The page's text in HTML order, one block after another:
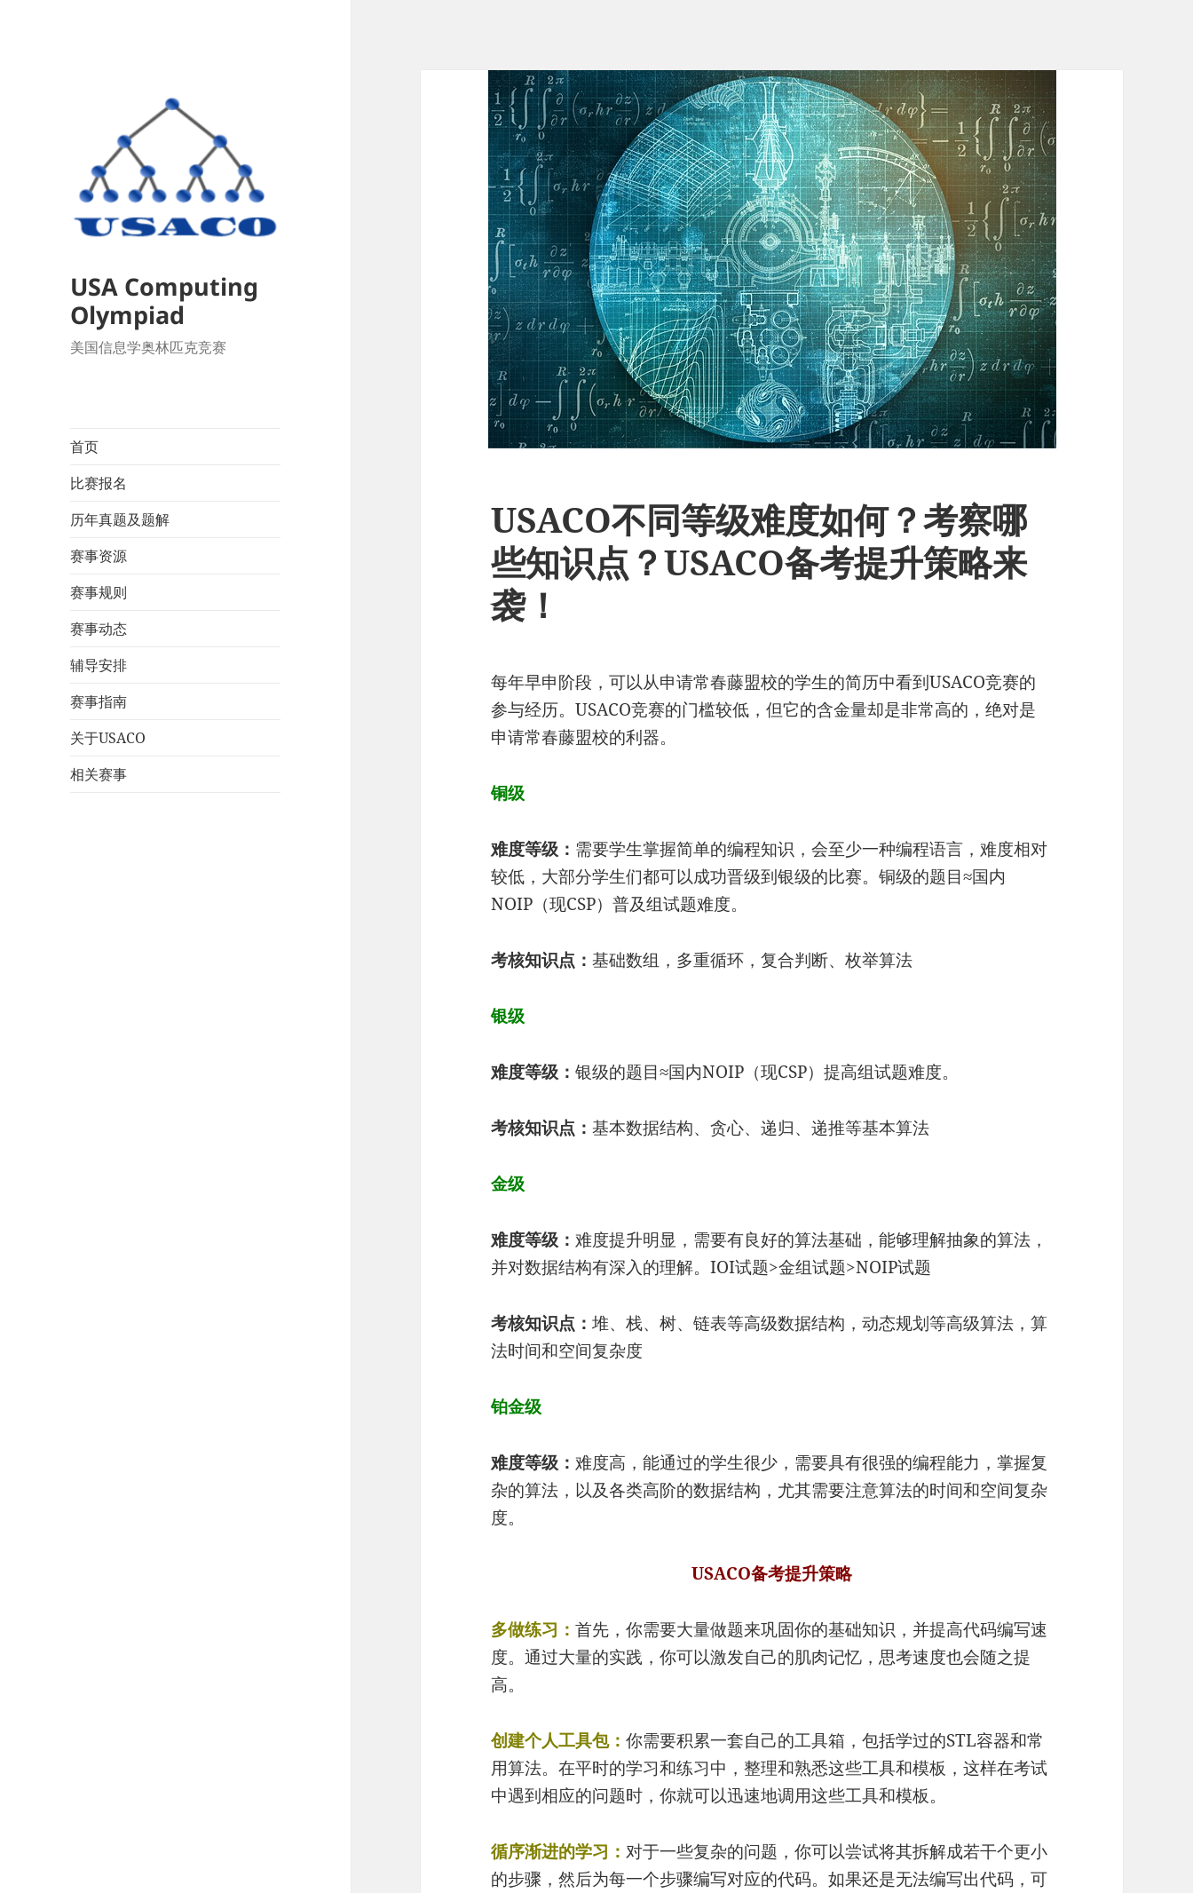
USA Computing
Olympiad
美国信息学奥林匹克竞赛
首页
比赛报名
历年真题及题解
赛事资源
赛事规则
赛事动态
辅导安排
赛事指南
关于USACO
相关赛事
USACO不同等级难度如何？考察哪
些知识点？USACO备考提升策略来
袭！
每年早申阶段，可以从申请常春藤盟校的学生的简历中看到USACO竞赛的
参与经历。USACO竞赛的门槛较低，但它的含金量却是非常高的，绝对是
申请常春藤盟校的利器。
铜级
难度等级： 需要学生掌握简单的编程知识，会至少一种编程语言，难度相对
较低，大部分学生们都可以成功晋级到银级的比赛。铜级的题目≈国内
NOIP（现CSP）普及组试题难度。
考核知识点：基础数组，多重循环，复合判断、枚举算法
银级
难度等级：银级的题目≈国内NOIP（现CSP）提高组试题难度。
考核知识点：基本数据结构、贪心、递归、递推等基本算法
金级
难度等级：难度提升明显，需要有良好的算法基础，能够理解抽象的算法，
并对数据结构有深入的理解。IOI试题>金组试题>NOIP试题
考核知识点：堆、栈、树、链表等高级数据结构，动态规划等高级算法，算
法时间和空间复杂度
铂金级
难度等级：难度高，能通过的学生很少，需要具有很强的编程能力，掌握复
杂的算法，以及各类高阶的数据结构，尤其需要注意算法的时间和空间复杂
度。
USACO备考提升策略
多做练习：首先，你需要大量做题来巩固你的基础知识，并提高代码编写速
度。通过大量的实践，你可以激发自己的肌肉记忆，思考速度也会随之提
高。
创建个人工具包：你需要积累一套自己的工具箱，包括学过的STL容器和常
用算法。在平时的学习和练习中，整理和熟悉这些工具和模板，这样在考试
中遇到相应的问题时，你就可以迅速地调用这些工具和模板。
循序渐进的学习：对于一些复杂的问题，你可以尝试将其拆解成若干个更小
的步骤，然后为每一个步骤编写对应的代码。如果还是无法编写出代码，可